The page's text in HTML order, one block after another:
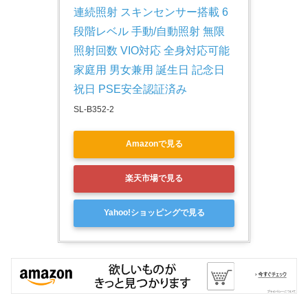
連続照射 スキンセンサー搭載 6
段階レベル 手動/自動照射 無限
照射回数 VIO対応 全身対応可能
家庭用 男女兼用 誕生日 記念日
祝日 PSE安全認証済み
SL-B352-2
Amazonで見る
楽天市場で見る
Yahoo!ショッピングで見る